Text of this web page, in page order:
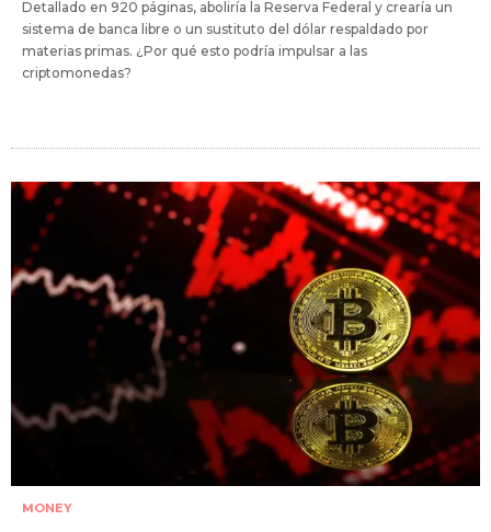
Detallado en 920 páginas, aboliría la Reserva Federal y crearía un
sistema de banca libre o un sustituto del dólar respaldado por
materias primas. ¿Por qué esto podría impulsar a las
criptomonedas?
MONEY